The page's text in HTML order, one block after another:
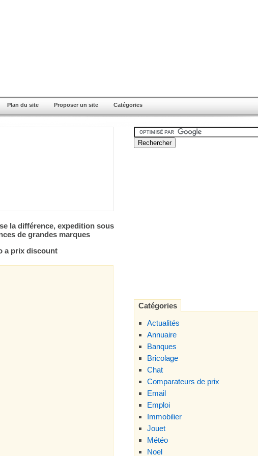
Plan du site Proposer un site Catégories
Catégories
Actualités
Annuaire
Banques
Bricolage
Chat
Comparateurs de prix
Email
Emploi
Immobilier
Jouet
Météo
Noel
la différence, expedition sous
de grandes marques
a prix discount